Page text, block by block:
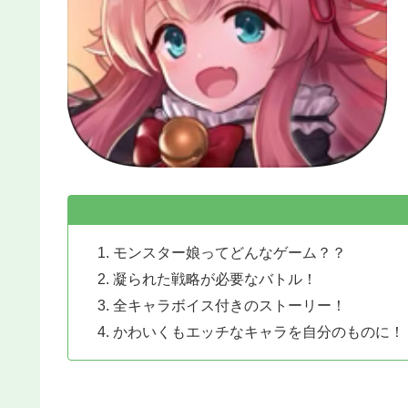
モンスター娘ってどんなゲーム？？
凝られた戦略が必要なバトル！
全キャラボイス付きのストーリー！
かわいくもエッチなキャラを自分のものに！